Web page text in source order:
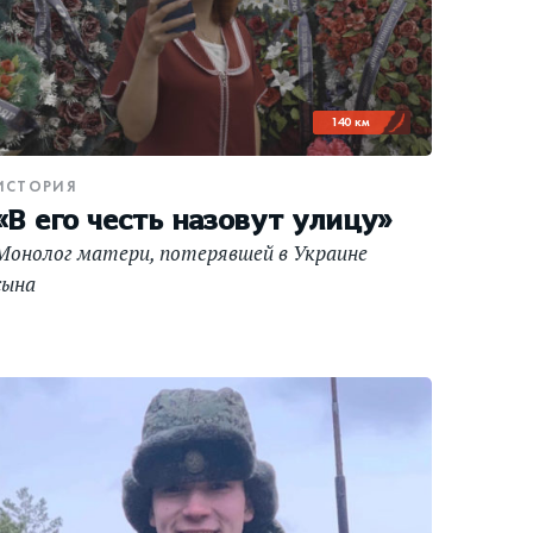
140 км
его честь назовут улицу»
матери, потерявшей в Украине